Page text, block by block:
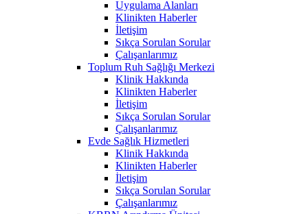
Uygulama Alanları
Klinikten Haberler
İletişim
Sıkça Sorulan Sorular
Çalışanlarımız
Toplum Ruh Sağlığı Merkezi
Klinik Hakkında
Klinikten Haberler
İletişim
Sıkça Sorulan Sorular
Çalışanlarımız
Evde Sağlık Hizmetleri
Klinik Hakkında
Klinikten Haberler
İletişim
Sıkça Sorulan Sorular
Çalışanlarımız